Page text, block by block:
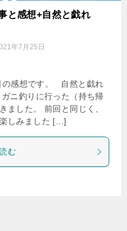
と感想+自然と戯れ
年7月25日
の感想です。 自然と戯れ
ニ釣りに行った（持ち帰
ました。 前回と同じく、
しみました […]
む